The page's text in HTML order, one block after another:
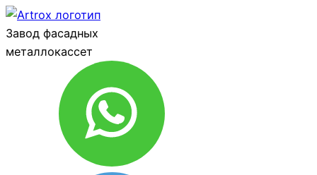
Завод фасадных
металлокассет